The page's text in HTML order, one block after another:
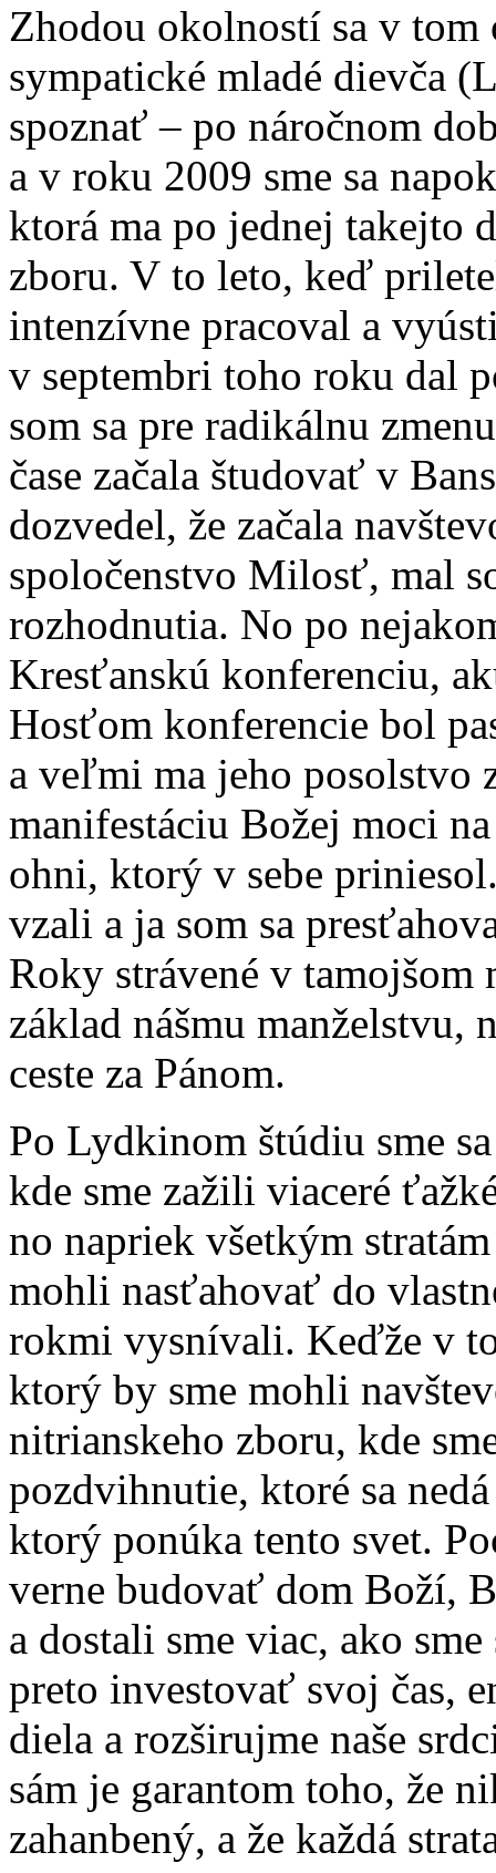
Zhodou okolností sa v
sympatické mladé dievča
spoznať – po náročnom
a v roku 2009 sme sa
ktorá ma po jednej takejto
zboru. V to leto, keď
intenzívne pracoval a
v septembri toho roku dal
som sa pre radikálnu
čase začala študovať v
dozvedel, že začala
spoločenstvo Milosť, mal
rozhodnutia. No po
Kresťanskú konferenciu,
Hosťom konferencie bol
a veľmi ma jeho posolstvo
manifestáciu Božej moci
ohni, ktorý v sebe
vzali a ja som sa
Roky strávené v
základ nášmu manželstvu,
ceste za Pánom.
Po Lydkinom štúdiu sme
kde sme zažili viaceré
no napriek všetkým
mohli nasťahovať do
rokmi vysnívali. Keďže v
ktorý by sme mohli
nitrianskeho zboru, kde
pozdvihnutie, ktoré sa
ktorý ponúka tento svet.
verne budovať dom Boží,
a dostali sme viac, ako
preto investovať svoj čas,
diela a rozširujme naše
sám je garantom toho, že
zahanbený, a že každá